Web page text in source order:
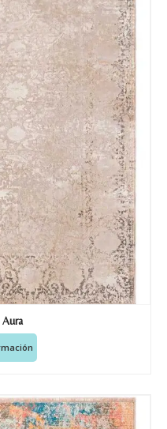
del producto*
la
para que
a mi petición.